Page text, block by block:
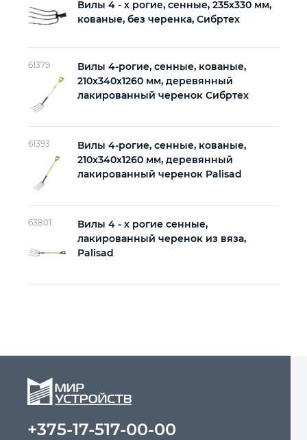
Крепежный инструмент
Вилы 4 - х рогие, сенные, 235х330 мм,
кованые, без черенка, Сибртех
61379
Вилы 4-рогие, сенные, кованые,
210х340х1260 мм, деревянный
лакированный черенок Сибртех
61393
Вилы 4-рогие, сенные, кованые,
210х340х1260 мм, деревянный
лакированный черенок Palisad
63801
Вилы 4 - х рогие сенные,
лакированный черенок из вяза,
Palisad
+375-17-517-00-00